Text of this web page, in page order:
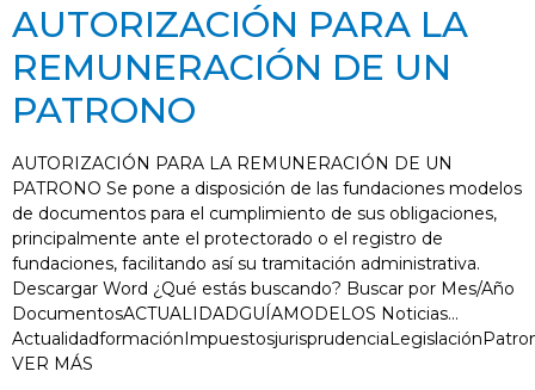
AUTORIZACIÓN PARA LA
REMUNERACIÓN DE UN
PATRONO
AUTORIZACIÓN PARA LA REMUNERACIÓN DE UN
PATRONO Se pone a disposición de las fundaciones modelos
de documentos para el cumplimiento de sus obligaciones,
principalmente ante el protectorado o el registro de
fundaciones, facilitando así su tramitación administrativa.
Descargar Word ¿Qué estás buscando? Buscar por Mes/Año
DocumentosACTUALIDADGUÍAMODELOS Noticias…
VER MÁS